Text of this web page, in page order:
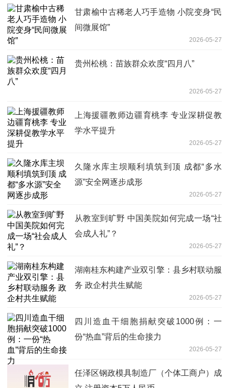
甘肃榆中古稀老人巧手造物 小院变身“民
间微展馆”
2026-05-27
贵州松桃：苗族群众欢度“四月八”
2026-05-27
上海援疆教师边疆育桃李 专业深耕促教
学水平提升
2026-05-27
久隆水库主坝顺利填筑到顶 成都“多水
源”安全网逐步成形
2026-05-27
从教室到旷野 中国美院如何完成一场“社
会成人礼”？
2026-05-27
湖南桂东构建产业双引擎：县乡村联动服
务 政企村共生赋能
2026-05-27
四川造血干细胞捐献突破1000例：一
份“热血”背后的生命接力
2026-05-27
任泽区钢政模具制造厂（个体工商户）成